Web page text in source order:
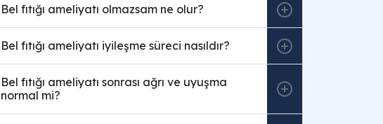
Bel fıtığı ameliyatı olmazsam ne olur?
Bel fıtığı ameliyatı iyileşme süreci nasıldır?
Bel fıtığı ameliyatı sonrası ağrı ve uyuşma
normal mi?